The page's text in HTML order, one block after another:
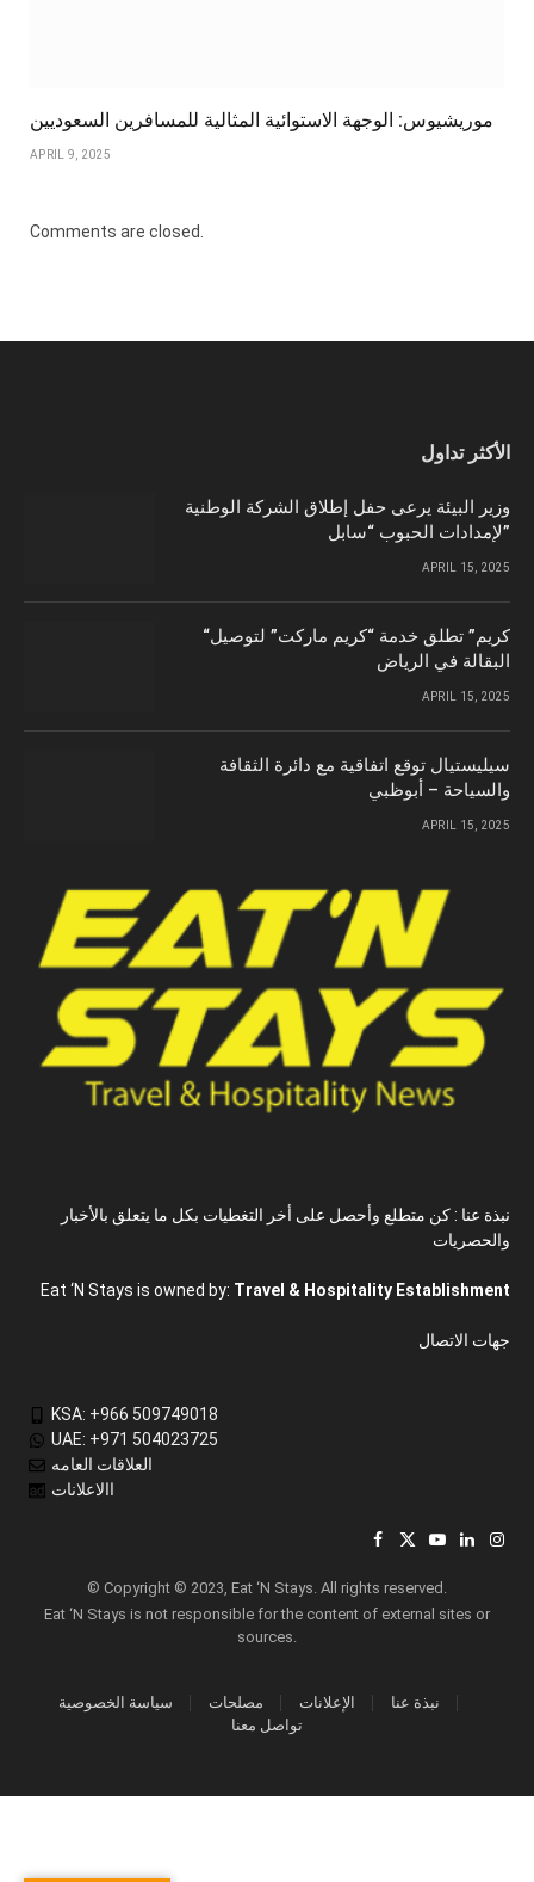
موريشيوس: الوجهة الاستوائية المثالية للمسافرين السعوديين
APRIL 9, 2025
Comments are closed.
الأكثر تداول
وزير البيئة يرعى حفل إطلاق الشركة الوطنية
لإمدادات الحبوب “سابل”
APRIL 15, 2025
“كريم” تطلق خدمة “كريم ماركت” لتوصيل
البقالة في الرياض
APRIL 15, 2025
سيليستيال توقع اتفاقية مع دائرة الثقافة
والسياحة – أبوظبي
APRIL 15, 2025
نبذة عنا : كن متطلع وأحصل على أخر التغطيات بكل ما يتعلق بالأخبار
والحصريات
Eat ‘N Stays is owned by: Travel & Hospitality Establishment
جهات الاتصال
KSA: +966 509749018
UAE: +971 504023725
العلاقات العامه
االاعلانات
Facebook
X
YouTube
LinkedIn
© Copyright © 2023, Eat ‘N Stays. All rights reserved.
Eat ‘N Stays is not responsible for the content of external sites or
sources.
سياسة الخصوصية مصلحات الإعلانات
نبذة عنا
تواصل معنا